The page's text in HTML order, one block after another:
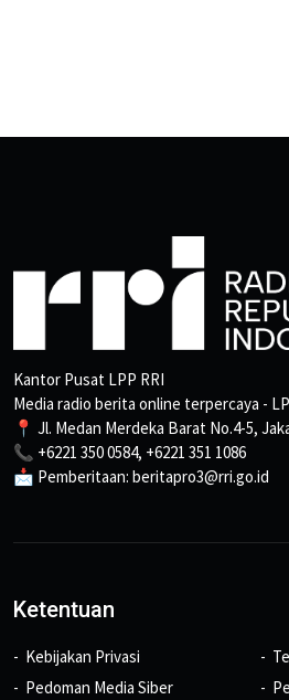
Kantor Pusat LPP RRI
Media radio berita online terpercaya -
📍 Jl. Medan Merdeka Barat No.4-5,
📞 +6221 350 0584, +6221 351 1086
📩 Pemberitaan: beritapro3@rri.go.id
Ketentuan
Kebijakan Privasi
Pedoman Media Siber